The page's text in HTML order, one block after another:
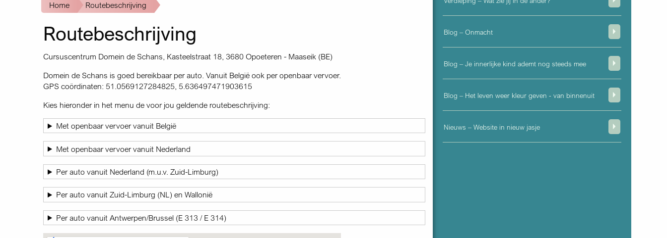
Kruimelpad
Home Routebeschrijving
Routebeschrijving
Cursuscentrum Domein de Schans, Kasteelstraat 18, 3680 Opoeteren - Maaseik (BE)
Domein de Schans is goed bereikbaar per auto. Vanuit België ook per openbaar vervoer.
GPS coördinaten: 51.0569127284825, 5.636497471903615
Kies hieronder in het menu de voor jou geldende routebeschrijving:
Met openbaar vervoer vanuit België
Met openbaar vervoer vanuit Nederland
Per auto vanuit Nederland (m.u.v. Zuid-Limburg)
Per auto vanuit Zuid-Limburg (NL) en Wallonië
Per auto vanuit Antwerpen/Brussel (E 313 / E 314)
Blog – Onmacht
Blog – Je innerlijke kind ademt nog steeds mee
Blog – Het leven weer kleur geven - van binnenuit
Nieuws – Website in nieuw jasje